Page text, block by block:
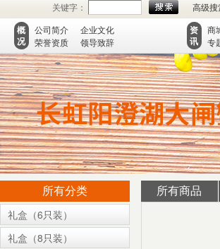
关键字： 高级搜
概
况
公司简介
企业文化
荣誉资质
领导致辞
资
讯
商
专
所有分类
礼盒（6只装）
礼盒（8只装）
所有商品